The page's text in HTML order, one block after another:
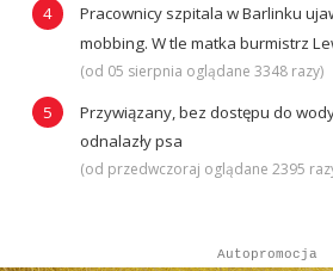
Pracownicy szpitala w Barlinku
mobbing. W tle matka burmistrz
(od 05 sierpnia oglądane 3348 razy)
Przywiązany, bez dostępu do
odnalazły psa
(od przedwczoraj oglądane 2395
Autopromocja